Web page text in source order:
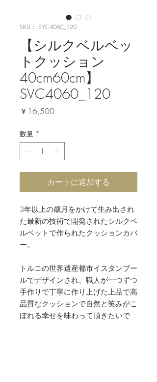
SKU： SVC4060_120
【シルクベルベッ
トクッション
40cm60cm】
SVC4060_120
￥16,500価
数量 *
カートに追加する
3年以上の歳月をかけて生み出され
た最新の技術で開発されたシルクベ
ルベットで作られたクッションカバ
ー。
トルコの世界遺産都市イスタンブー
ルでデザインされ、職人が一つずつ
手作りで丁寧に作り上げた上品で高
品質なクッションで自然と笑みがこ
ぼれる幸せを味わって頂きたいで